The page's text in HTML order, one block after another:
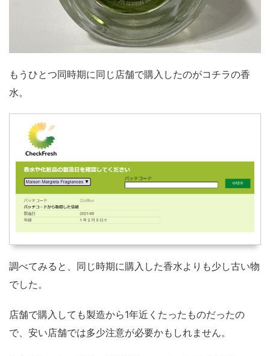
もうひとつ同時期に同じ店舗で購入したのがコチラの香
水。
調べてみると、同じ時期に購入した香水よりも少し古い物
でした。
店舗で購入しても製造から1年近くたったものだったの
で、安い店舗では多少注意が必要かもしれません。